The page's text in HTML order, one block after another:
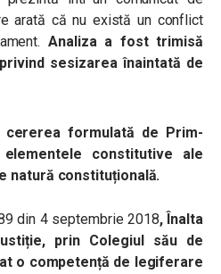
arată că nu există un conflict
Analiza a fost trimisă
sesizarea înaintată de
formulată de Prim-
constitutive ale
natură constituțională.
din 4 septembrie 2018, Înalta
prin Colegiul său de
o competență de legiferare